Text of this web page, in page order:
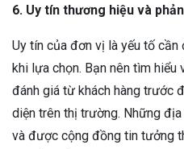
6. Uy tín thương hiệu và
Uy tín của đơn vị là yếu tố
khi lựa chọn. Bạn nên tìm hiểu
đánh giá từ khách hàng trước
diện trên thị trường. Những
và được cộng đồng tin tưởng